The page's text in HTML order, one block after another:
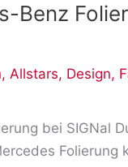
Benz
,Allstars, Design,
bei SIGNal
Folierung